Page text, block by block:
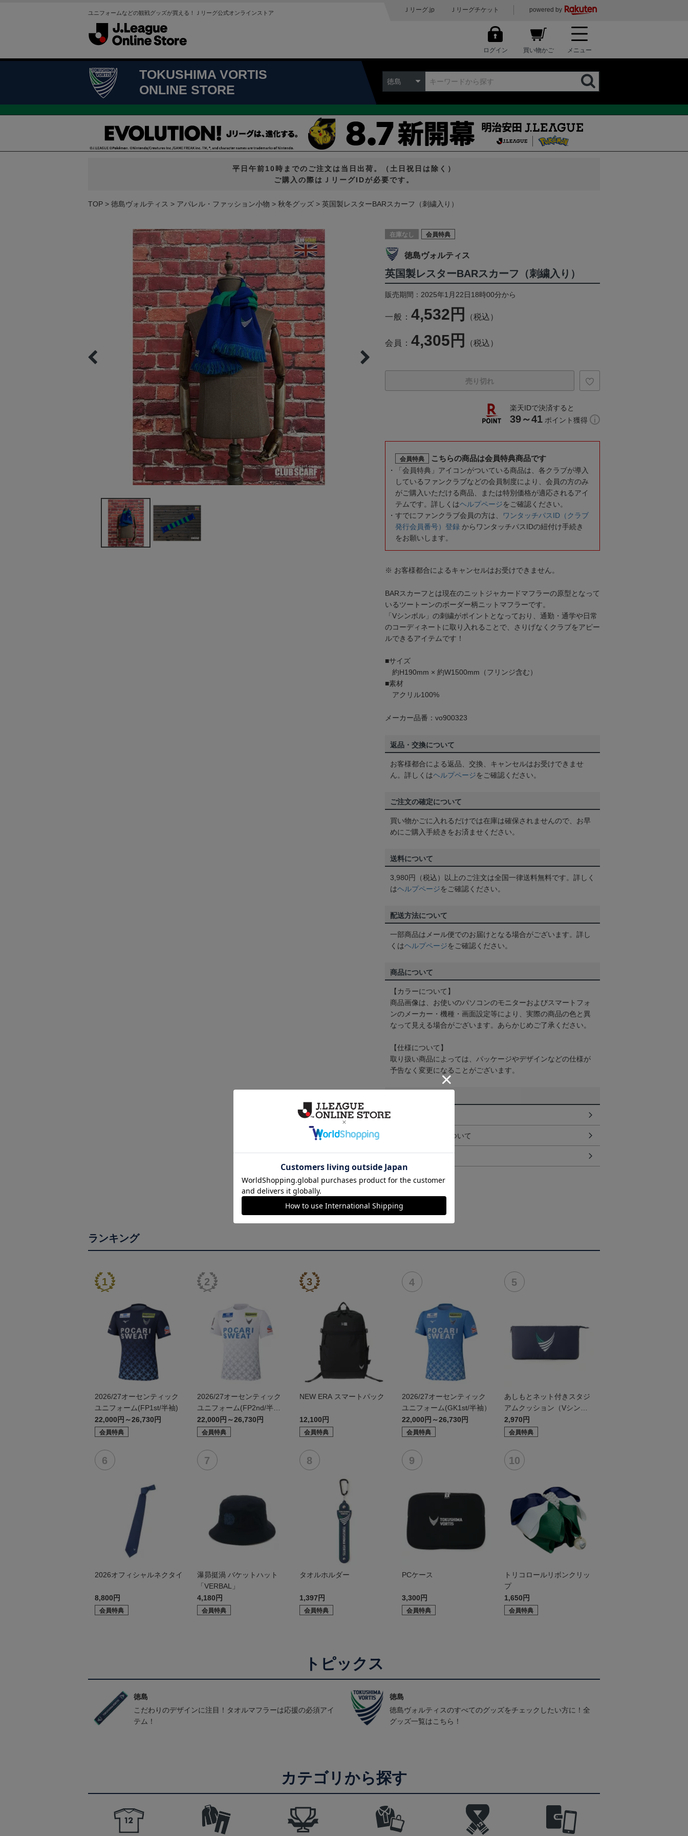
ユニフォームなどの観戦グッズが買える！Ｊリーグ公式オンラインストア Ｊリーグ.jp Ｊリーグチケット powered by
ログイン 買い物かご メニュー
TOKUSHIMA VORTIS
ONLINE STORE
徳島
平日午前10時までのご注文は当日出荷。（土日祝日は除く）
ご購入の際はＪリーグIDが必要です。
TOP 徳島ヴォルティス アパレル・ファッション小物 秋冬グッズ 英国製レスターBARスカーフ（刺繍入り）
在庫なし 会員特典
徳島ヴォルティス
英国製レスターBARスカーフ（刺繍入り）
販売期間：2025年1月22日18時00分から
一般： 4,532円 （税込）
会員： 4,305円 （税込）
売り切れ
楽天IDで決済すると
39～41 ポイント獲得
会員特典 こちらの商品は会員特典商品です
「会員特典」アイコンがついている商品は、各クラブが導入
しているファンクラブなどの会員制度により、会員の方のみ
がご購入いただける商品、または特別価格が適応されるアイ
テムです。詳しくはヘルプページをご確認ください。
すでにファンクラブ会員の方は、
ワンタッチパスID（クラブ
発行会員番号）登録 からワンタッチパスIDの紐付け手続き
をお願いします。
※ お客様都合によるキャンセルはお受けできません。
BARスカーフとは現在のニットジャカードマフラーの原型となって
いるツートーンのボーダー柄ニットマフラーです。
「Vシンボル」の刺繍がポイントとなっており、通勤・通学や日常
のコーディネートに取り入れることで、さりげなくクラブをアピー
ルできるアイテムです！
■サイズ
約H190mm × 約W1500mm（フリンジ含む）
■素材
アクリル100%
メーカー品番：vo900323
返品・交換について
お客様都合による返品、交換、キャンセルはお受けできませ
ん。詳しくはヘルプページをご確認ください。
ご注文の確定について
買い物かごに入れるだけでは在庫は確保されませんので、お早
めにご購入手続きをお済ませください。
送料について
3,980円（税込）以上のご注文は全国一律送料無料です。詳しく
はヘルプページをご確認ください。
配送方法について
一部商品はメール便でのお届けとなる場合がございます。詳し
くはヘルプページをご確認ください。
商品について
【カラーについて】
商品画像は、お使いのパソコンのモニターおよびスマートフォ
ンのメーカー・機種・画面設定等により、実際の商品の色と異
なって見える場合がございます。あらかじめご了承ください。
【仕様について】
取り扱い商品によっては、パッケージやデザインなどの仕様が
予告なく変更になることがございます。
ギフト対応について
ランキング
2026/27オーセンティック
ユニフォーム(FP1st/半袖)
22,000円～26,730円
会員特典
2026/27オーセンティック
ユニフォーム(FP2nd/半
袖）
22,000円～26,730円
会員特典
NEW ERA スマートパック
12,100円
会員特典
2026/27オーセンティック
ユニフォーム(GK1st/半袖）
22,000円～26,730円
会員特典
あしもとネット付きスタジ
アムクッション（Vシンボ
ル）
2,970円
会員特典
2026オフィシャルネクタイ
8,800円
会員特典
瀑昴挺渦 バケットハット
「VERBAL」
4,180円
会員特典
タオルホルダー
1,397円
会員特典
PCケース
3,300円
会員特典
トリコロールリボンクリッ
プ
1,650円
会員特典
トピックス
徳島
こだわりのデザインに注目！タオルマフラーは応援の必須アイ
テム！
徳島
徳島ヴォルティスのすべてのグッズをチェックしたい方に！全
グッズ一覧はこちら！
カテゴリから探す